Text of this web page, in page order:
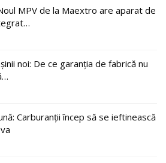
MPV de la Maextro are aparat de
noi: De ce garanția de fabrică nu
Carburanții încep să se ieftinească